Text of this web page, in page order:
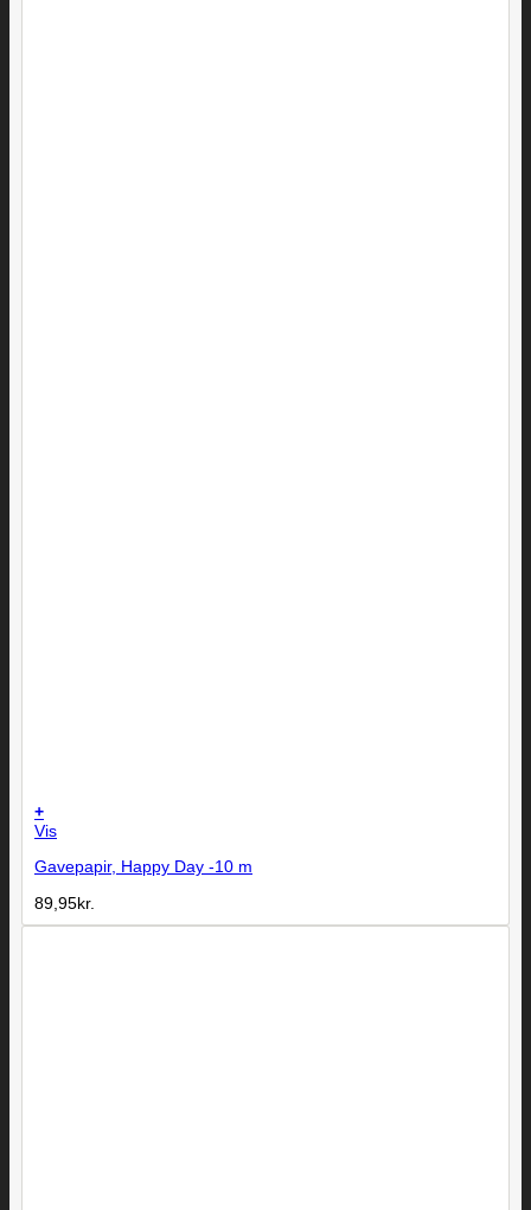
+
Vis
Gavepapir, Happy Day -10 m
89,95kr.